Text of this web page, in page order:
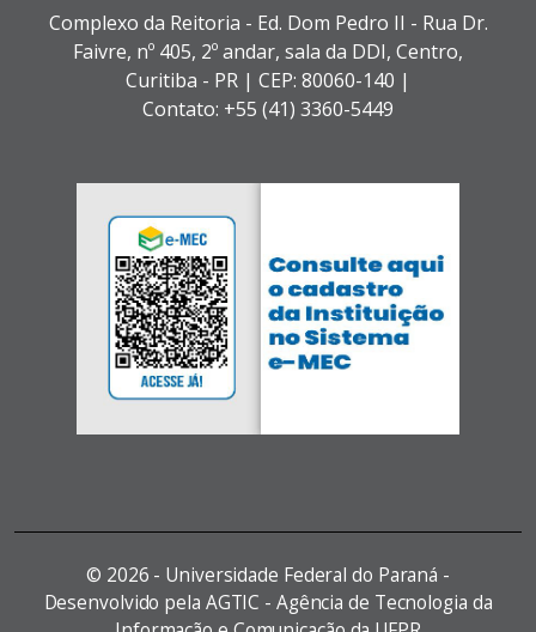
Complexo da Reitoria - Ed. Dom Pedro II - Rua Dr.
Faivre, nº 405, 2º andar, sala da DDI, Centro,
Curitiba - PR | CEP: 80060-140 |
Contato: +55 (41) 3360-5449
© 2026 - Universidade Federal do Paraná -
Desenvolvido pela AGTIC - Agência de Tecnologia da